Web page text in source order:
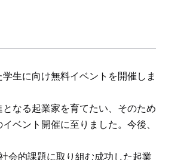
生に向け無料イベントを開催しま
なる起業家を育てたい、そのため
ベント開催に至りました。今後、
会的課題に取り組む成功した起業